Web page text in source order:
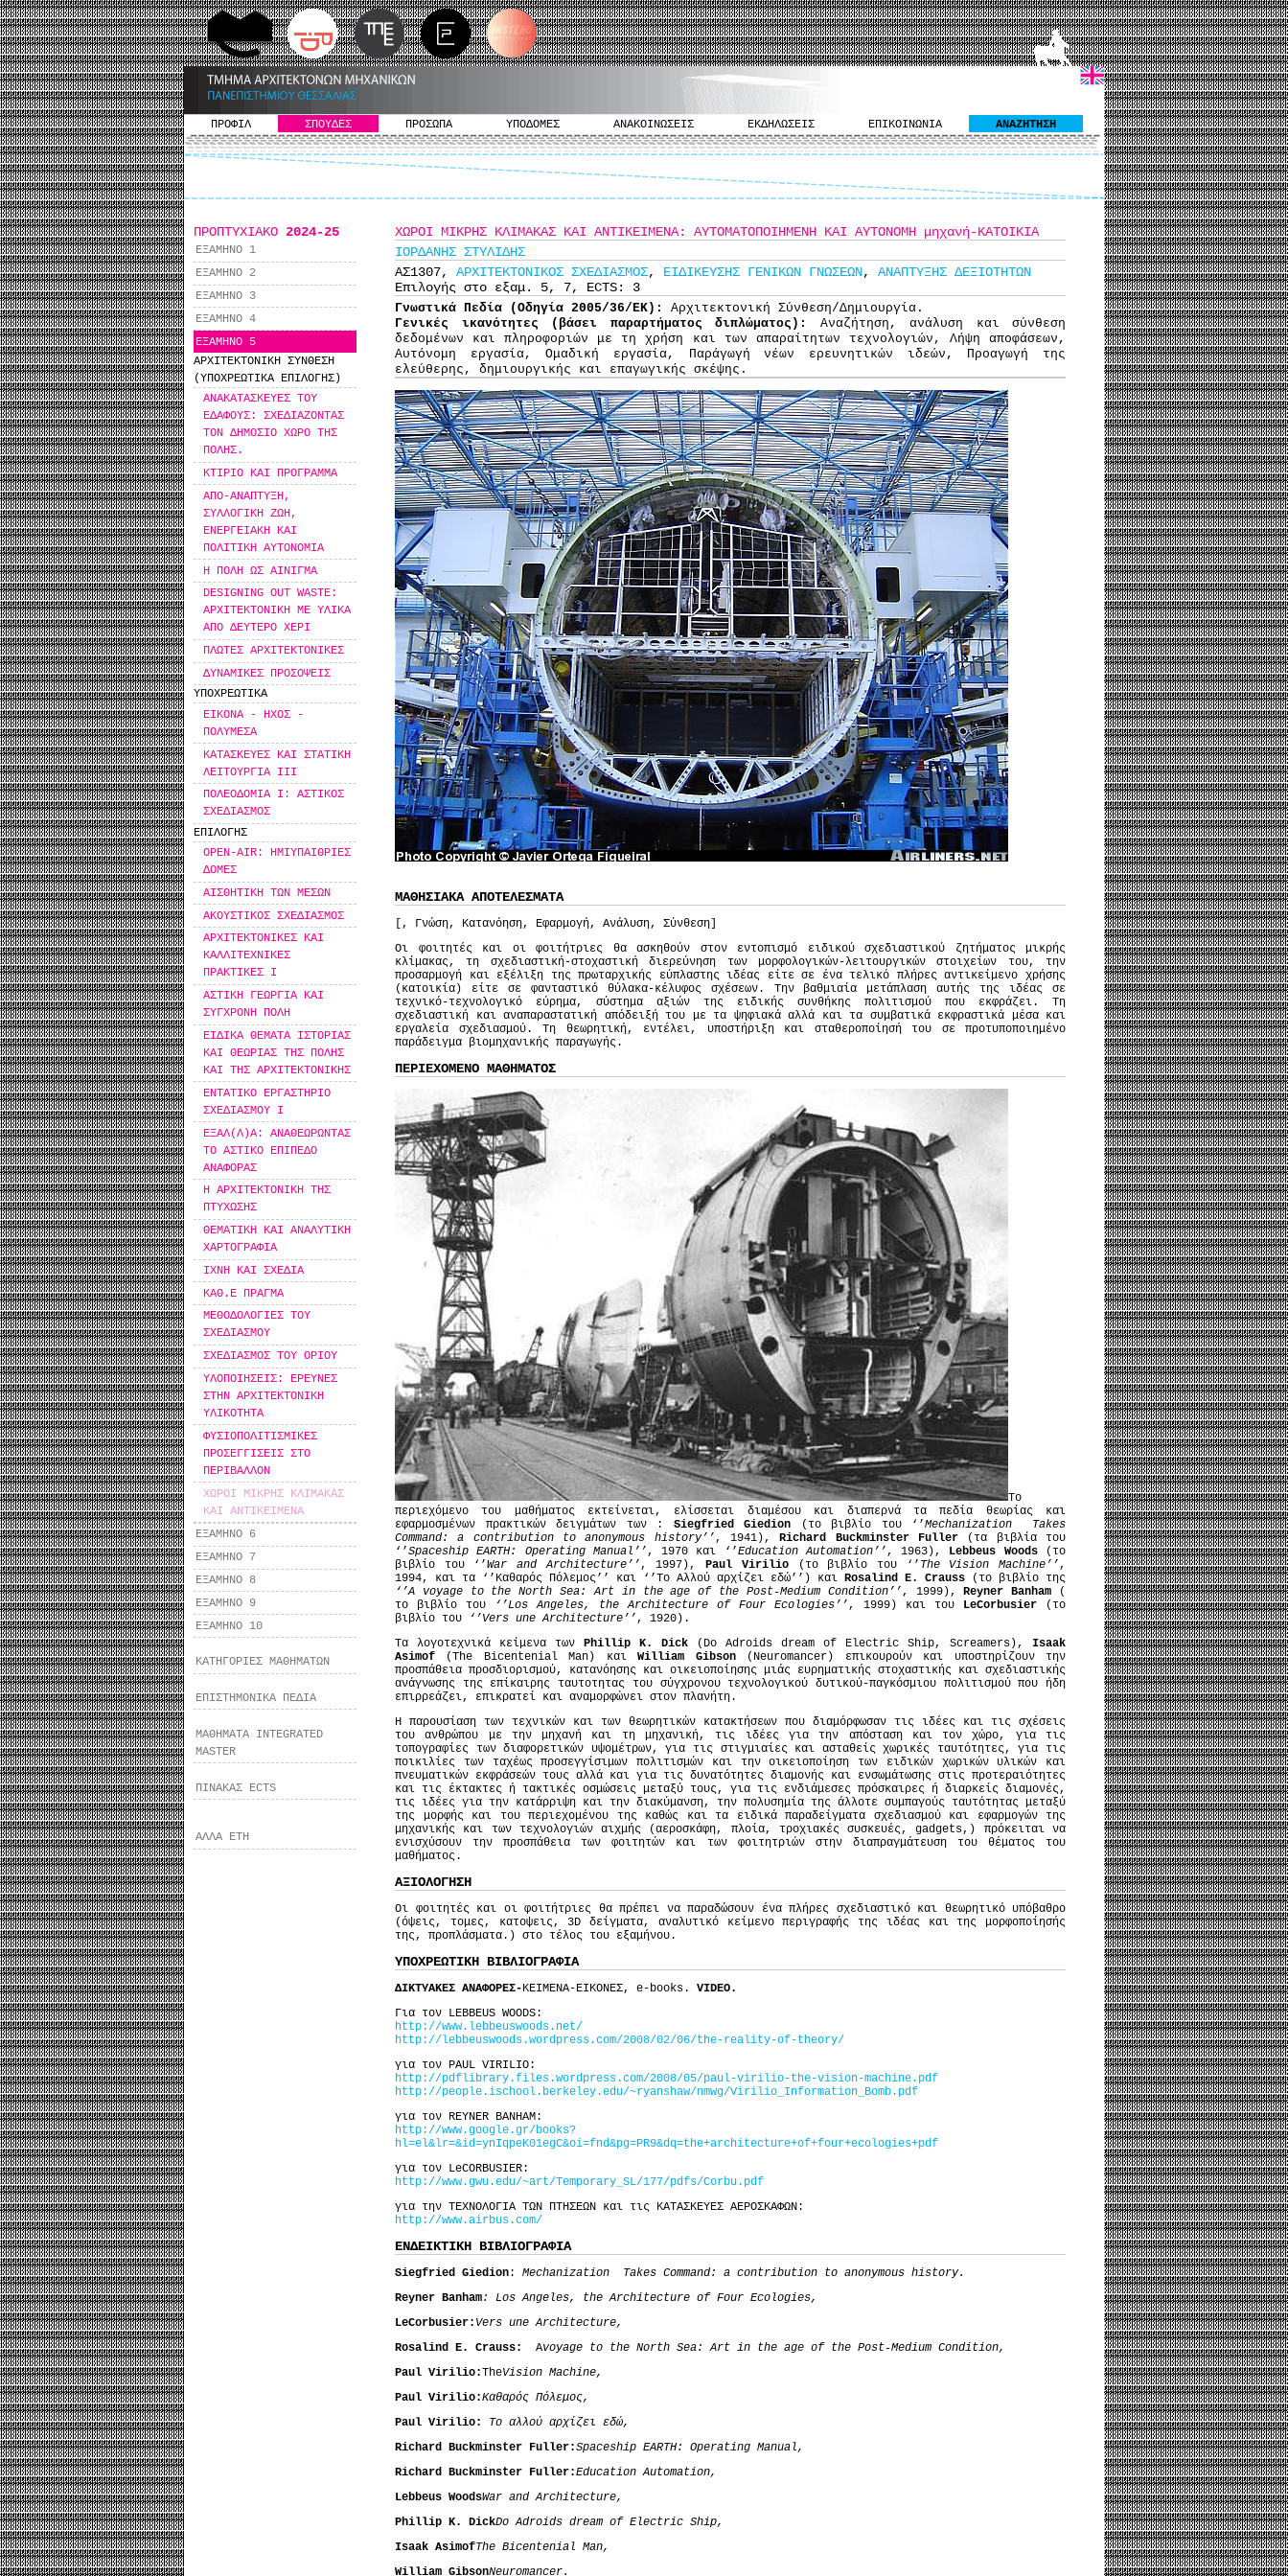
ΠΡΟΦΙΛ ΣΠΟΥΔΕΣ ΠΡΟΣΩΠΑ ΥΠΟΔΟΜΕΣ ΑΝΑΚΟΙΝΩΣΕΙΣ ΕΚΔΗΛΩΣΕΙΣ ΕΠΙΚΟΙΝΩΝΙΑ ΑΝΑΖΗΤΗΣΗ
ΠΡΟΠΤΥΧΙΑΚΟ 2024-25
ΕΞΑΜΗΝΟ 1
ΕΞΑΜΗΝΟ 2
ΕΞΑΜΗΝΟ 3
ΕΞΑΜΗΝΟ 4
ΕΞΑΜΗΝΟ 5
ΑΡΧΙΤΕΚΤΟΝΙΚΗ ΣΥΝΘΕΣΗ
(ΥΠΟΧΡΕΩΤΙΚΑ ΕΠΙΛΟΓΗΣ)
ΑΝΑΚΑΤΑΣΚΕΥΕΣ ΤΟΥ
ΕΔΑΦΟΥΣ: ΣΧΕΔΙΑΖΟΝΤΑΣ
ΤΟΝ ΔΗΜΟΣΙΟ ΧΩΡΟ ΤΗΣ
ΠΟΛΗΣ.
ΚΤΙΡΙΟ ΚΑΙ ΠΡΟΓΡΑΜΜΑ
ΑΠΟ-ΑΝΑΠΤΥΞΗ,
ΣΥΛΛΟΓΙΚΗ ΖΩΗ,
ΕΝΕΡΓΕΙΑΚΗ ΚΑΙ
ΠΟΛΙΤΙΚΗ ΑΥΤΟΝΟΜΙΑ
Η ΠΟΛΗ ΩΣ ΑΙΝΙΓΜΑ
DESIGNING OUT WASTE:
ΑΡΧΙΤΕΚΤΟΝΙΚΗ ΜΕ ΥΛΙΚΑ
ΑΠΟ ΔΕΥΤΕΡΟ ΧΕΡΙ
ΠΛΩΤΕΣ ΑΡΧΙΤΕΚΤΟΝΙΚΕΣ
ΔΥΝΑΜΙΚΕΣ ΠΡΟΣΟΨΕΙΣ
ΥΠΟΧΡΕΩΤΙΚΑ
ΕΙΚΟΝΑ - ΗΧΟΣ -
ΠΟΛΥΜΕΣΑ
ΚΑΤΑΣΚΕΥΕΣ ΚΑΙ ΣΤΑΤΙΚΗ
ΛΕΙΤΟΥΡΓΙΑ ΙΙΙ
ΠΟΛΕΟΔΟΜΙΑ Ι: ΑΣΤΙΚΟΣ
ΣΧΕΔΙΑΣΜΟΣ
ΕΠΙΛΟΓΗΣ
OPEN-AIR: ΗΜΙΥΠΑΙΘΡΙΕΣ
ΔΟΜΕΣ
ΑΙΣΘΗΤΙΚΗ ΤΩΝ ΜΕΣΩΝ
ΑΚΟΥΣΤΙΚΟΣ ΣΧΕΔΙΑΣΜΟΣ
ΑΡΧΙΤΕΚΤΟΝΙΚΕΣ ΚΑΙ
ΚΑΛΛΙΤΕΧΝΙΚΕΣ
ΠΡΑΚΤΙΚΕΣ Ι
ΑΣΤΙΚΗ ΓΕΩΡΓΙΑ ΚΑΙ
ΣΥΓΧΡΟΝΗ ΠΟΛΗ
ΕΙΔΙΚΑ ΘΕΜΑΤΑ ΙΣΤΟΡΙΑΣ
ΚΑΙ ΘΕΩΡΙΑΣ ΤΗΣ ΠΟΛΗΣ
ΚΑΙ ΤΗΣ ΑΡΧΙΤΕΚΤΟΝΙΚΗΣ
ΕΝΤΑΤΙΚΟ ΕΡΓΑΣΤΗΡΙΟ
ΣΧΕΔΙΑΣΜΟΥ Ι
ΕΞΑΛ(Λ)Α: ΑΝΑΘΕΩΡΩΝΤΑΣ
ΤΟ ΑΣΤΙΚΟ ΕΠΙΠΕΔΟ
ΑΝΑΦΟΡΑΣ
Η ΑΡΧΙΤΕΚΤΟΝΙΚΗ ΤΗΣ
ΠΤΥΧΩΣΗΣ
ΘΕΜΑΤΙΚΗ ΚΑΙ ΑΝΑΛΥΤΙΚΗ
ΧΑΡΤΟΓΡΑΦΙΑ
ΙΧΝΗ ΚΑΙ ΣΧΕΔΙΑ
ΚΑΘ.Ε ΠΡΑΓΜΑ
ΜΕΘΟΔΟΛΟΓΙΕΣ ΤΟΥ
ΣΧΕΔΙΑΣΜΟΥ
ΣΧΕΔΙΑΣΜΟΣ ΤΟΥ ΟΡΙΟΥ
ΥΛΟΠΟΙΗΣΕΙΣ: ΕΡΕΥΝΕΣ
ΣΤΗΝ ΑΡΧΙΤΕΚΤΟΝΙΚΗ
ΥΛΙΚΟΤΗΤΑ
ΦΥΣΙΟΠΟΛΙΤΙΣΜΙΚΕΣ
ΠΡΟΣΕΓΓΙΣΕΙΣ ΣΤΟ
ΠΕΡΙΒΑΛΛΟΝ
ΧΩΡΟΙ ΜΙΚΡΗΣ ΚΛΙΜΑΚΑΣ
ΚΑΙ ΑΝΤΙΚΕΙΜΕΝΑ
ΕΞΑΜΗΝΟ 6
ΕΞΑΜΗΝΟ 7
ΕΞΑΜΗΝΟ 8
ΕΞΑΜΗΝΟ 9
ΕΞΑΜΗΝΟ 10
ΚΑΤΗΓΟΡΙΕΣ ΜΑΘΗΜΑΤΩΝ
ΕΠΙΣΤΗΜΟΝΙΚΑ ΠΕΔΙΑ
ΜΑΘΗΜΑΤΑ INTEGRATED
MASTER
ΠΙΝΑΚΑΣ ECTS
ΑΛΛΑ ΕΤΗ
ΧΩΡΟΙ ΜΙΚΡΗΣ ΚΛΙΜΑΚΑΣ ΚΑΙ ΑΝΤΙΚΕΙΜΕΝΑ: ΑΥΤΟΜΑΤΟΠΟΙΗΜΕΝΗ ΚΑΙ ΑΥΤΟΝΟΜΗ μηχανή-ΚΑΤΟΙΚΙΑ
ΙΟΡΔΑΝΗΣ ΣΤΥΛΙΔΗΣ
ΑΣ1307, ΑΡΧΙΤΕΚΤΟΝΙΚΟΣ ΣΧΕΔΙΑΣΜΟΣ, ΕΙΔΙΚΕΥΣΗΣ ΓΕΝΙΚΩΝ ΓΝΩΣΕΩΝ, ΑΝΑΠΤΥΞΗΣ ΔΕΞΙΟΤΗΤΩΝ
Επιλογής στο εξαμ. 5, 7, ECTS: 3
Γνωστικά Πεδία (Οδηγία 2005/36/ΕΚ): Αρχιτεκτονική Σύνθεση/Δημιουργία.
Γενικές ικανότητες (βάσει παραρτήματος διπλώματος): Αναζήτηση, ανάλυση και σύνθεση
δεδομένων και πληροφοριών με τη χρήση και των απαραίτητων τεχνολογιών, Λήψη αποφάσεων,
Αυτόνομη εργασία, Ομαδική εργασία, Παράγωγή νέων ερευνητικών ιδεών, Προαγωγή της
ελεύθερης, δημιουργικής και επαγωγικής σκέψης.
ΜΑΘΗΣΙΑΚΑ ΑΠΟΤΕΛΕΣΜΑΤΑ
[, Γνώση, Κατανόηση, Εφαρμογή, Ανάλυση, Σύνθεση]
Οι φοιτητές και οι φοιτήτριες θα ασκηθούν στον εντοπισμό ειδικού σχεδιαστικού ζητήματος μικρής
κλίμακας, τη σχεδιαστική-στοχαστική διερεύνηση των μορφολογικών-λειτουργικών στοιχείων του, την
προσαρμογή και εξέλιξη της πρωταρχικής εύπλαστης ιδέας είτε σε ένα τελικό πλήρες αντικείμενο χρήσης
(κατοικία) είτε σε φανταστικό θύλακα-κέλυφος σχέσεων. Την βαθμιαία μετάπλαση αυτής της ιδέας σε
τεχνικό-τεχνολογικό εύρημα, σύστημα αξιών της ειδικής συνθήκης πολιτισμού που εκφράζει. Τη
σχεδιαστική και αναπαραστατική απόδειξή του με τα ψηφιακά αλλά και τα συμβατικά εκφραστικά μέσα και
εργαλεία σχεδιασμού. Τη θεωρητική, εντέλει, υποστήριξη και σταθεροποίησή του σε προτυποποιημένο
παράδειγμα βιομηχανικής παραγωγής.
ΠΕΡΙΕΧΟΜΕΝΟ ΜΑΘΗΜΑΤΟΣ
Το
περιεχόμενο του μαθήματος εκτείνεται, ελίσσεται διαμέσου και διαπερνά τα πεδία θεωρίας και
εφαρμοσμένων πρακτικών δειγμάτων των : Siegfried Giedion (το βιβλίο του ‘’Mechanization Takes
Command: a contribution to anonymous history’’ , 1941),Richard Buckminster Fuller (τα βιβλία του
‘’Spaceship EARTH: Operating Manual’’ , 1970 και ‘’Education Automation’’ , 1963), Lebbeus Woods(το
βιβλίο του ‘’War and Architecture’’ , 1997),Paul Virilio(το βιβλίο του ‘’ The Vision Machine’’ ,
1994, και τα ‘’Καθαρός Πόλεμος’’ και ‘’Το Αλλού αρχίζει εδώ’’) και Rosalind E. Crauss (το βιβλίο της
‘’A voyage to the North Sea: Art in the age of the Post-Medium Condition’’ , 1999),Reyner Banham (
το βιβλίο του
‘’Los Angeles, the Architecture of Four Ecologies’’ , 1999) και του LeCorbusier (το
βιβλίο του
‘’Vers une Architecture’’ , 1920).
Τα λογοτεχνικά κείμενα των Phillip K. Dick (Do Adroids dream of Electric Ship, Screamers), Isaak
Asimof (The Bicentenial Man) καιWilliam Gibson(Neuromancer) επικουρούν και υποστηρίζουν την
προσπάθεια προσδιορισμού, κατανόησης και οικειοποίησης μιάς ευρηματικής στοχαστικής και σχεδιαστικής
ανάγνωσης της επίκαιρης ταυτοτητας του σύγχρονου τεχνολογικού δυτικού-παγκόσμιου πολιτισμού που ήδη
επιρρεάζει, επικρατεί και αναμορφώνει στον πλανήτη.
Η παρουσίαση των τεχνικών και των θεωρητικών κατακτήσεων που διαμόρφωσαν τις ιδέες και τις σχέσεις
του ανθρώπου με την μηχανή και τη μηχανική, τις ιδέες για την απόσταση και τον χώρο, για τις
τοπογραφίες των διαφορετικών υψομέτρων, για τις στιγμιαίες και ασταθείς χωρικές ταυτότητες, για τις
ποικιλίες των ταχέως προσεγγίσιμων πολιτισμών και την οικειοποίηση των ειδικών χωρικών υλικών και
πνευματικών εκφράσεών τους αλλά και για τις δυνατότητες διαμονής και ενσωμάτωσης στις προτεραιότητες
και τις έκτακτες ή τακτικές οσμώσεις μεταξύ τους, για τις ενδιάμεσες πρόσκαιρες ή διαρκείς διαμονές,
τις ιδέες για την κατάρριψη και την διακύμανση, την πολυσημία της άλλοτε συμπαγούς ταυτότητας μεταξύ
της μορφής και του περιεχομένου της καθώς και τα ειδικά παραδείγματα σχεδιασμού και εφαρμογών της
μηχανικής και των τεχνολογιών αιχμής (αεροσκάφη, πλοία, τροχιακές συσκευές, gadgets,) πρόκειται να
ενισχύσουν την προσπάθεια των φοιτητών και των φοιτητριών στην διαπραγμάτευση του θέματος του
μαθήματος.
ΑΞΙΟΛΟΓΗΣΗ
Οι φοιτητές και οι φοιτήτριες θα πρέπει να παραδώσουν ένα πλήρες σχεδιαστικό και θεωρητικό υπόβαθρο
(όψεις, τομες, κατοψεις, 3D δείγματα, αναλυτικό κείμενο περιγραφής της ιδέας και της μορφοποίησής
της, προπλάσματα.) στο τέλος του εξαμήνου.
ΥΠΟΧΡΕΩΤΙΚΗ ΒΙΒΛΙΟΓΡΑΦΙΑ
ΔΙΚΤΥΑΚΕΣ ΑΝΑΦΟΡΕΣ-KEIMENA-EIKONEΣ, e-books. VIDEO.
Για τον LEBBEUS WOODS:
http://www.lebbeuswoods.net/
http://lebbeuswoods.wordpress.com/2008/02/06/the-reality-of-theory/
για τον PAUL VIRILIO:
http://pdflibrary.files.wordpress.com/2008/05/paul-virilio-the-vision-machine.pdf
http://people.ischool.berkeley.edu/~ryanshaw/nmwg/Virilio_Information_Bomb.pdf
για τον REYNER BANHAM:
http://www.google.gr/books?
hl=el&lr=&id=ynIqpeK01egC&oi=fnd&pg=PR9&dq=the+architecture+of+four+ecologies+pdf
για τον LeCORBUSIER:
http://www.gwu.edu/~art/Temporary_SL/177/pdfs/Corbu.pdf
για την ΤΕΧΝΟΛΟΓΙΑ ΤΩΝ ΠΤΗΣΕΩΝ και τις ΚΑΤΑΣΚΕΥΕΣ ΑΕΡΟΣΚΑΦΩΝ:
http://www.airbus.com/
ΕΝΔΕΙΚΤΙΚΗ ΒΙΒΛΙΟΓΡΑΦΙΑ
Siegfried Giedion: Mechanization Takes Command: a contribution to anonymous history.
Reyner Banham: Los Angeles, the Architecture of Four Ecologies,
LeCorbusier: Vers une Architecture,
Rosalind E. Crauss:
Avoyage to the North Sea: Art in the age of the Post-Medium Condition,
Paul Virilio:TheVision Machine,
Paul Virilio:Καθαρός Πόλεμος,
Paul Virilio: Το αλλού αρχίζει εδώ,
Richard Buckminster Fuller:Spaceship EARTH: Operating Manual,
Richard Buckminster Fuller:Education Automation,
Lebbeus WoodsWar and Architecture,
Phillip K. DickDo Adroids dream of Electric Ship,
Isaak AsimofThe Bicentenial Man,
William GibsonNeuromancer.